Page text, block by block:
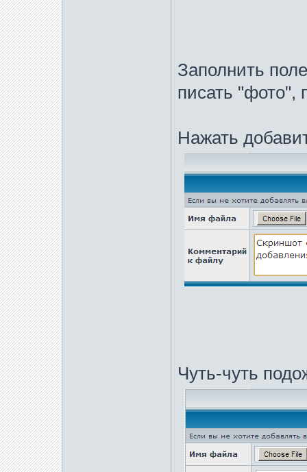
Заполнить
писать "фото",
Нажать
Чуть-чуть